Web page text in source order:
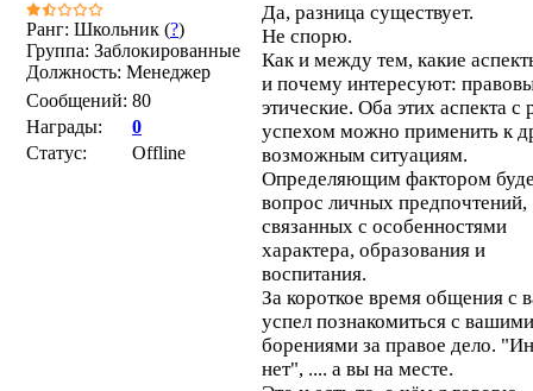
Ранг: Школьник (?)
Группа: Заблокированные
Должность: Менеджер
Сообщений: 80
Награды:
0
Статус:
Offline
Да, разница существует.
Не спорю.
Как и между тем, какие
и почему интересуют:
этические. Оба этих аспекта с
успехом можно применить к
возможным ситуациям.
Определяющим фактором
вопрос личных предпочтений,
связанных с особенностями
характера, образования и
воспитания.
За короткое время общения с
успел познакомиться с вашими
борениями за правое дело.
нет", .... а вы на месте.